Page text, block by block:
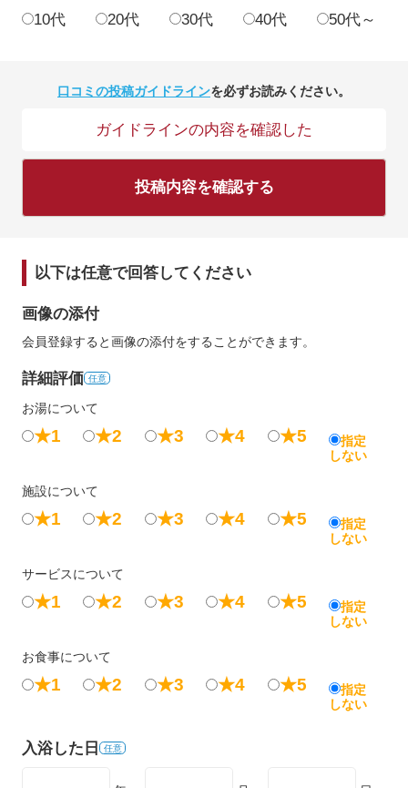
10代 20代 30代 40代 50代～
口コミの投稿ガイドラインを必ずお読みください。
ガイドラインの内容を確認した
投稿内容を確認する
以下は任意で回答してください
画像の添付
会員登録すると画像の添付をすることができます。
詳細評価 任意
お湯について
★1 ★2 ★3 ★4 ★5
指定
しない
施設について
★1 ★2 ★3 ★4 ★5
指定
しない
サービスについて
★1 ★2 ★3 ★4 ★5
指定
しない
お食事について
★1 ★2 ★3 ★4 ★5
指定
しない
入浴した日 任意